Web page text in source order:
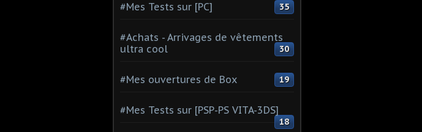
#Mes Tests sur [PC] 35
#Achats - Arrivages de vêtements
ultra cool
30
#Mes ouvertures de Box 19
#Mes Tests sur [PSP-PS VITA-3DS]
18